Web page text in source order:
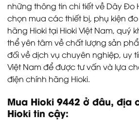
những thông tin chi tiết về Dây Đo
chọn mua các thiết bị, phụ kiện
hãng Hioki tại Hioki Việt Nam, quý
thể yên tâm về chất lượng sản
đối về dịch vụ chuyên nghiệp, uy
Việt Nam để được tư vấn và lựa
điện chính hãng Hioki.
Mua Hioki 9442 ở đâu, địa
Hioki tin cậy: